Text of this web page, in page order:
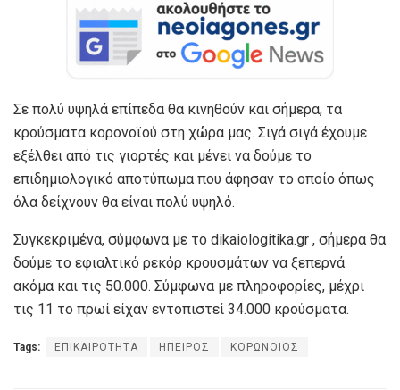
Σε πολύ υψηλά επίπεδα θα κινηθούν και σήμερα, τα
κρούσματα κορονοϊού στη χώρα μας. Σιγά σιγά έχουμε
εξέλθει από τις γιορτές και μένει να δούμε το
επιδημιολογικό αποτύπωμα που άφησαν το οποίο όπως
όλα δείχνουν θα είναι πολύ υψηλό.
Συγκεκριμένα, σύμφωνα με το dikaiologitika.gr , σήμερα θα
δούμε το εφιαλτικό ρεκόρ κρουσμάτων να ξεπερνά
ακόμα και τις 50.000. Σύμφωνα με πληροφορίες, μέχρι
τις 11 το πρωί είχαν εντοπιστεί 34.000 κρούσματα.
Tags: ΕΠΙΚΑΙΡΟΤΗΤΑ ΗΠΕΙΡΟΣ ΚΟΡΩΝΟΙΟΣ